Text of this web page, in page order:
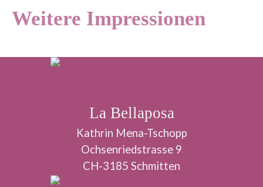
Weitere Impressionen
La Bellaposa
Kathrin Mena-Tschopp
Ochsenriedstrasse 9
CH-3185 Schmitten